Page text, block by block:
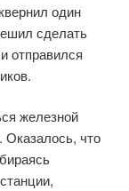
один
сделать
отправился
железной
что